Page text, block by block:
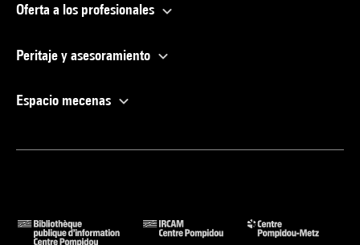
Oferta a los profesionales
Peritaje y asesoramiento
Espacio mecenas